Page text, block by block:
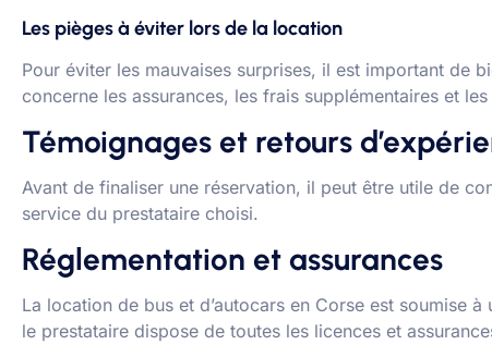
Les pièges à éviter lors de la location
Pour éviter les mauvaises surprises, il est important de
concerne les assurances, les frais supplémentaires et
Témoignages et retours
Avant de finaliser une réservation, il peut être utile de
service du prestataire choisi.
Réglementation et assurances
La location de bus et d’autocars en Corse est soumise
le prestataire dispose de toutes les licences et